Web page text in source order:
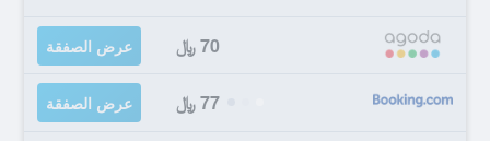
70 ﷼ عرض الصفقة
77 ﷼ عرض الصفقة